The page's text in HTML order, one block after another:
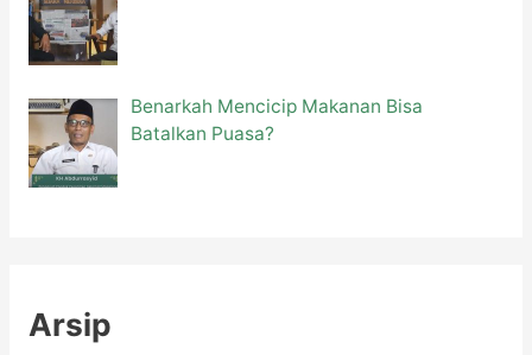
Benarkah Mencicip Makanan Bisa
Batalkan Puasa?
Arsip